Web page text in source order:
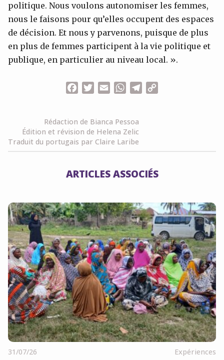
politique. Nous voulons autonomiser les femmes,
nous le faisons pour qu’elles occupent des espaces
de décision. Et nous y parvenons, puisque de plus
en plus de femmes participent à la vie politique et
publique, en particulier au niveau local. ».
FacebookTwitterEmailWhatsApp
Telegram
Rédaction de Bianca Pessoa
Édition et révision de Helena Zelic
Traduit du portugais par Claire Laribe
ARTICLES ASSOCIÉS
31/07/26 Expériences